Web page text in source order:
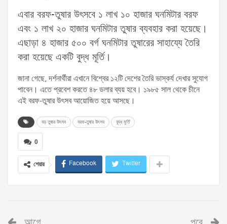
এবার বরফ-তুষার উৎসবে ১ লাখ ১০ হাজার ঘনমিটার বরফ
এবং ১ লাখ ২০ হাজার ঘনমিটার তুষার ব্যবহার করা হয়েছে।
এছাড়া ৪ হাজার ৫০০ বর্গ ঘনমিটার তুষারের সাহায্যে তৈরি
করা হয়েছে একটি বুদ্ধ মূর্তি।
জানা গেছে, দর্শনার্থীরা এখানে বিশ্বের ১২টি দেশের তৈরি ভাস্কর্য দেখার সুযোগ
পাবেন। এতে প্রবেশ করতে ৪৮ ডলার ব্যয় হবে। ১৯৮৫ সাল থেকে চীনে
এই বরফ-তুষার উৎসব আয়োজিত হয়ে আসছে।
বড় তুষার উৎসব বরফ-তুষার উৎসব বুদ্ধ মূর্তি
0
শেয়ার Facebook Twitter